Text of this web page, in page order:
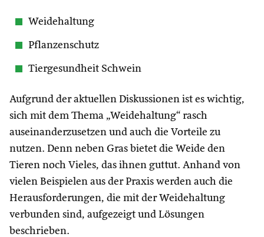
Weidehaltung
Pflanzenschutz
Tiergesundheit Schwein
Aufgrund der aktuellen Diskussionen ist es wichtig,
sich mit dem Thema „Weidehaltung“ rasch
auseinanderzusetzen und auch die Vorteile zu
nutzen. Denn neben Gras bietet die Weide den
Tieren noch Vieles, das ihnen guttut. Anhand von
vielen Beispielen aus der Praxis werden auch die
Herausforderungen, die mit der Weidehaltung
verbunden sind, aufgezeigt und Lösungen
beschrieben.